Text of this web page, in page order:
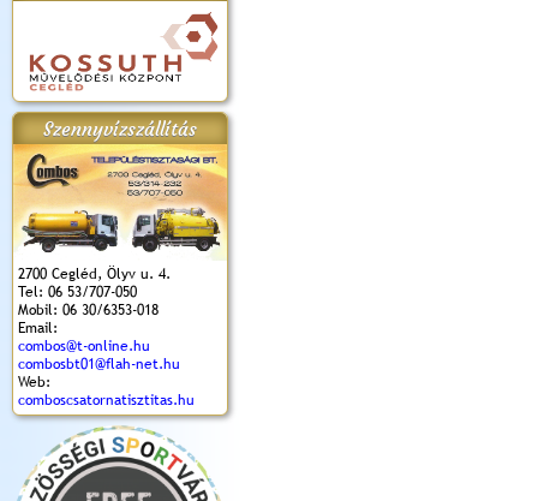
Szennyvízszállítás
2700 Cegléd, Ölyv u. 4.
Tel: 06 53/707-050
Mobil: 06 30/6353-018
Email:
combos@t-online.hu
combosbt01@flah-net.hu
Web:
comboscsatornatisztitas.hu
2018.
Kossuth Toborzó
Ünnepély
Szent István Ünnepe
(2017. 08. 20.)